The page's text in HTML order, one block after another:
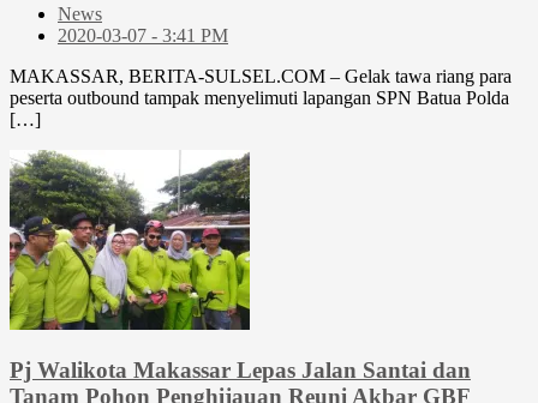
News
2020-03-07 - 3:41 PM
MAKASSAR, BERITA-SULSEL.COM – Gelak tawa riang para
peserta outbound tampak menyelimuti lapangan SPN Batua Polda
[…]
Pj Walikota Makassar Lepas Jalan Santai dan
Tanam Pohon Penghijauan Reuni Akbar GBF